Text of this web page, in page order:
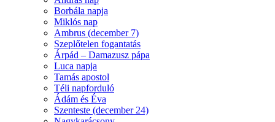
Borbála napja
Miklós nap
Ambrus (december 7)
Szeplőtelen fogantatás
Árpád – Damazusz pápa
Luca napja
Tamás apostol
Téli napforduló
Ádám és Éva
Szenteste (december 24)